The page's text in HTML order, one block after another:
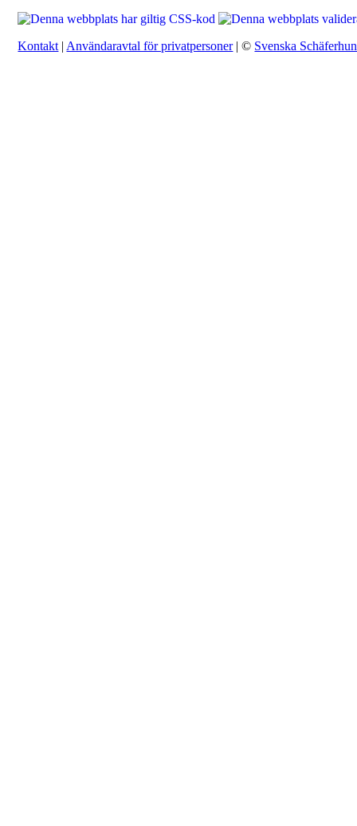
Kontakt | Användaravtal för privatpersoner | © Svenska